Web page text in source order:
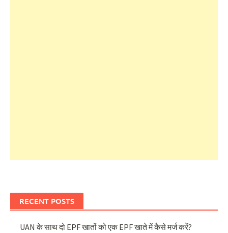
RECENT POSTS
UAN के साथ दो EPF खातों को एक EPF खाते में कैसे मर्ज करें?